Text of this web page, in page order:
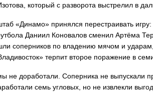
который с разворота выстрелил в
«Динамо» принялся перестраивать
Даниил Коновалов сменил Артёма
соперников по владению мячом и
терпит второе поражение в
не доработали. Соперника не выпускали
семь угловых, но не извлекли